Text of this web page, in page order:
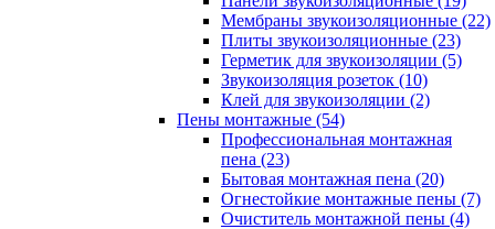
Мембраны звукоизоляционные (22)
Плиты звукоизоляционные (23)
Герметик для звукоизоляции (5)
Звукоизоляция розеток (10)
Клей для звукоизоляции (2)
Пены монтажные (54)
Профессиональная монтажная
пена (23)
Бытовая монтажная пена (20)
Огнестойкие монтажные пены (7)
Очиститель монтажной пены (4)